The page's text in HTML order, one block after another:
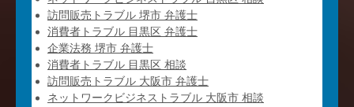
訪問販売トラブル 堺市 弁護士
消費者トラブル 目黒区 弁護士
企業法務 堺市 弁護士
消費者トラブル 目黒区 相談
訪問販売トラブル 大阪市 弁護士
ネットワークビジネストラブル 大阪市 相談